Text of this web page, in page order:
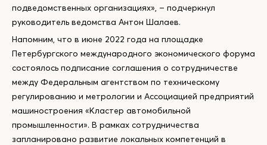
подведомственных организациях», – подчеркнул
руководитель ведомства Антон Шалаев.
Напомним, что в июне 2022 года на площадке
Петербургского международного экономического форума
состоялось подписание соглашения о сотрудничестве
между Федеральным агентством по техническому
регулированию и метрологии и Ассоциацией предприятий
машиностроения «Кластер автомобильной
промышленности». В рамках сотрудничества
запланировано развитие локальных компетенций в